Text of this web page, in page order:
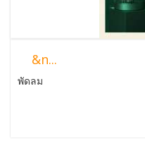
&n...
พัดลม